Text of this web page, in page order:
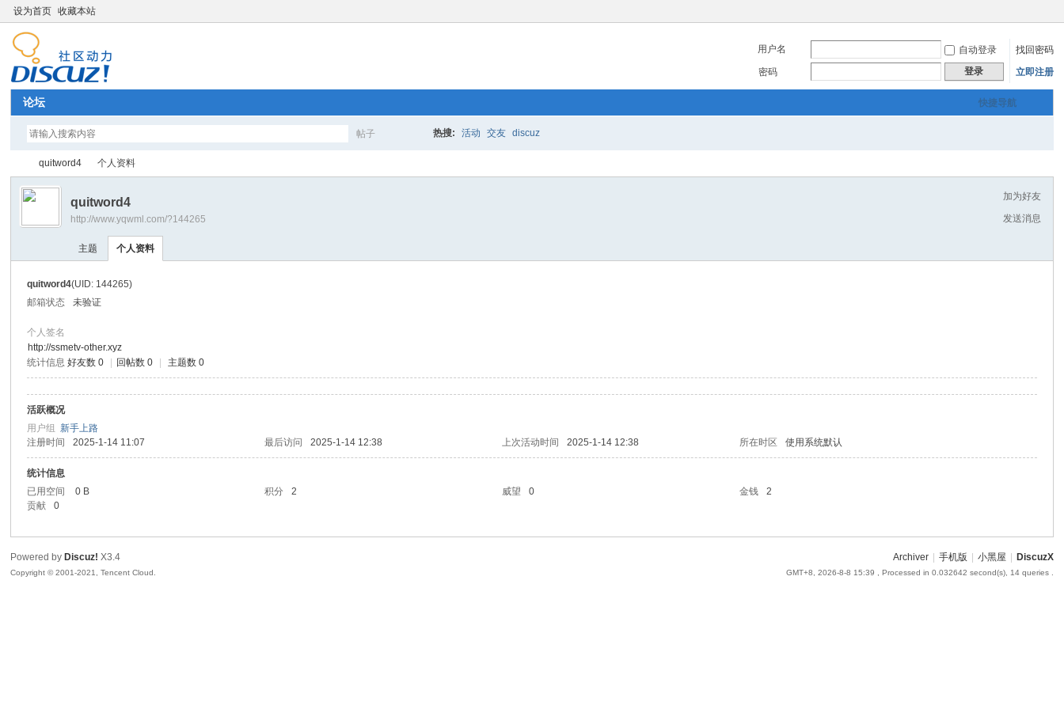
设为首页 收藏本站
用户名 自动登录
找回密码
密码
登录 立即注册
快捷导航
论坛
帖子 热搜: 活动 交友 discuz
›
quitword4 个人资料
加为好友
发送消息
quitword4
http://www.yqwml.com/?144265
主题 个人资料
quitword4(UID: 144265)
邮箱状态
未验证
个人签名
http://ssmetv-other.xyz
统计信息 好友数 0 回帖数 0 主题数 0
活跃概况
用户组新手上路
注册时间
2025-1-14 11:07 最后访问 2025-1-14 12:38 上次活动时间 2025-1-14 12:38 所在时区 使用系统默认
统计信息
已用空间
0 B 积分 2 威望 0 金钱
2
贡献
0
Archiver 手机版 小黑屋 DiscuzX
GMT+8, 2026-8-8 15:39 , Processed in 0.032642 second(s), 14 queries .
Powered by Discuz! X3.4
Copyright © 2001-2021, Tencent Cloud.